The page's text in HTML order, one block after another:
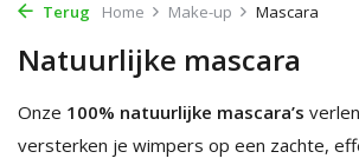
Terug Home Make-up Mascara
Natuurlijke mascara
Onze 100% natuurlijke mascara’s
versterken je wimpers op een zachte,